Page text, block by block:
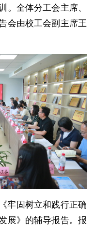
。全体分工会主席、
会由校工会副主席王
牢固树立和践行正确
展》的辅导报告。报